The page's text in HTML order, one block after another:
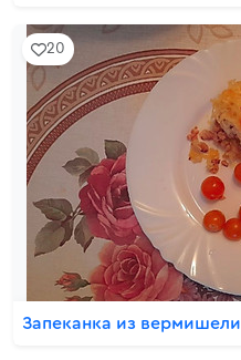
20
Запеканка из вермишели